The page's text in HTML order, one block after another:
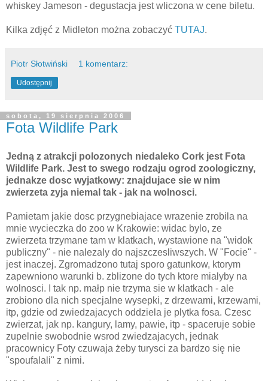
whiskey Jameson - degustacja jest wliczona w cene biletu.
Kilka zdjęć z Midleton można zobaczyć TUTAJ.
Piotr Słotwiński 1 komentarz:
Udostępnij
sobota, 19 sierpnia 2006
Fota Wildlife Park
Jedną z atrakcji polozonych niedaleko Cork jest Fota
Wildlife Park. Jest to swego rodzaju ogrod zoologiczny,
jednakze dosc wyjatkowy: znajdujace sie w nim
zwierzeta zyja niemal tak - jak na wolnosci.
Pamietam jakie dosc przygnebiajace wrazenie zrobila na
mnie wycieczka do zoo w Krakowie: widac bylo, ze
zwierzeta trzymane tam w klatkach, wystawione na "widok
publiczny" - nie nalezaly do najszczesliwszych. W "Focie" -
jest inaczej. Zgromadzono tutaj sporo gatunkow, ktorym
zapewniono warunki b. zblizone do tych ktore mialyby na
wolnosci. I tak np. małp nie trzyma sie w klatkach - ale
zrobiono dla nich specjalne wysepki, z drzewami, krzewami,
itp, gdzie od zwiedzajacych oddziela je plytka fosa. Czesc
zwierzat, jak np. kangury, lamy, pawie, itp - spaceruje sobie
zupelnie swobodnie wsrod zwiedzajacych, jednak
pracownicy Foty czuwaja żeby turysci za bardzo się nie
"spoufalali" z nimi.